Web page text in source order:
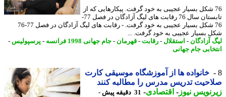
شکل بسیار عجیبی به خود گرفت. پیکارهایی که از
تابستان سال 76 رقابت های لیگ آزادگان در فصل 77-
76 شکل بسیار عجیبی به خود گرفت. - رقابت های لیگ آزادگان در فصل 77-76
بسیار عجیبی به خود گرفت. ...
آزادگان-استقلال-رقابت-قهرمان -جام جهانی 1998 فرانسه -پرسپولیس-
جام جهانی
خانواده ها از آموزشگاه موسیقی کارت
تدریس مدرس را مطالبه کنند
نیوز-اقتصادی-
31 دقیقه پیش -